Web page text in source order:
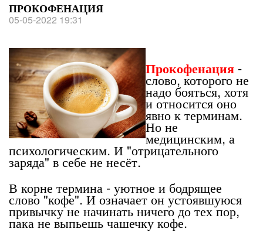
ПРОКОФЕНАЦИЯ
05-05-2022 19:31
Прокофенация -
слово, которого не
надо бояться, хотя
и относится оно
явно к терминам.
Но не
медицинским, а
психологическим. И "отрицательного
заряда" в себе не несёт.
В корне термина - уютное и бодрящее
слово "кофе". И означает он устоявшуюся
привычку не начинать ничего до тех пор,
пака не выпьешь чашечку кофе.